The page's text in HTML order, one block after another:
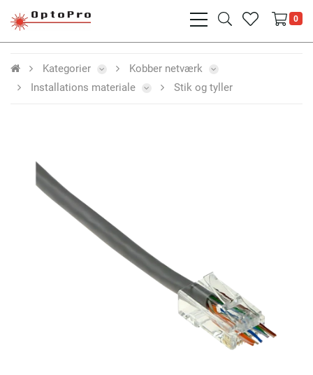
bars
light
searchheart
0
Kategorier
Kobber netværk
Installations materiale
Stik og tyller